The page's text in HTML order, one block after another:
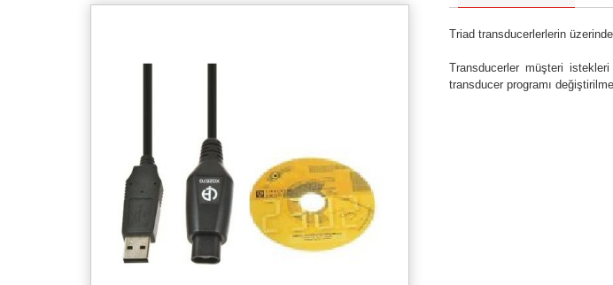
Triad transducerlerlerin
Transducerler müşteri
transducer programı